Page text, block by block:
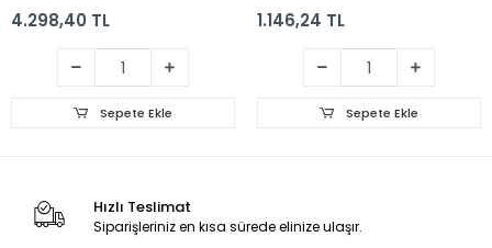
4.298,40 TL
Sepete Ekle
1.146,24 TL
Sepete Ekle
Hızlı Teslimat
Siparişleriniz en kısa sürede elinize ulaşır.